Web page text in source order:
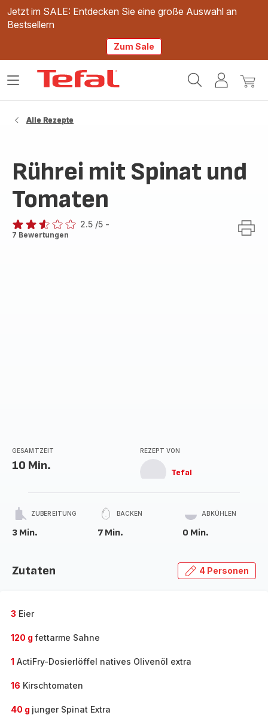
Jetzt im SALE: Entdecken Sie eine große Auswahl an
Bestsellern
Zum Sale
Mein
Mein
Das
Alle Rezepte
Rührei mit Spinat und
Tomaten
ratings.2.5
2.5 /5 -
7 Bewertungen
GESAMTZEIT
10 Min.
REZEPT VON
Tefal
ZUBEREITUNG
3 Min.
BACKEN
7 Min.
ABKÜHLEN
0 Min.
Zutaten 4 Personen
3 Eier
120 g fettarme Sahne
1 ActiFry-Dosierlöffel natives Olivenöl extra
16 Kirschtomaten
40 g junger Spinat Extra